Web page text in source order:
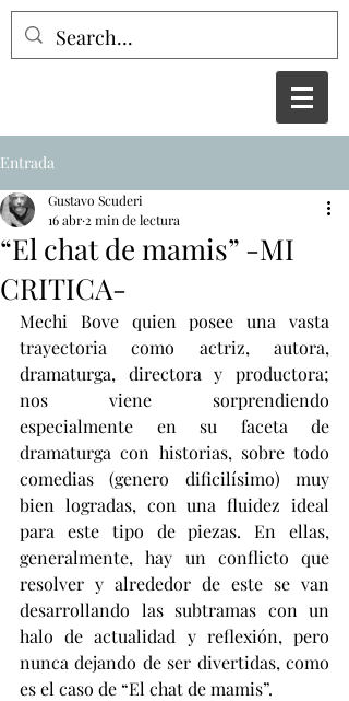
Entrada
“El chat de mamis” -MI
CRITICA-
Gustavo Scuderi
16 abr 2 min de lectura
Mechi Bove quien posee una vasta
trayectoria como actriz, autora,
dramaturga, directora y productora;
nos viene sorprendiendo
especialmente en su faceta de
dramaturga con historias, sobre todo
comedias (genero dificilísimo) muy
bien logradas, con una fluidez ideal
para este tipo de piezas. En ellas,
generalmente, hay un conflicto que
resolver y alrededor de este se van
desarrollando las subtramas con un
halo de actualidad y reflexión, pero
nunca dejando de ser divertidas, como
es el caso de “El chat de mamis”.